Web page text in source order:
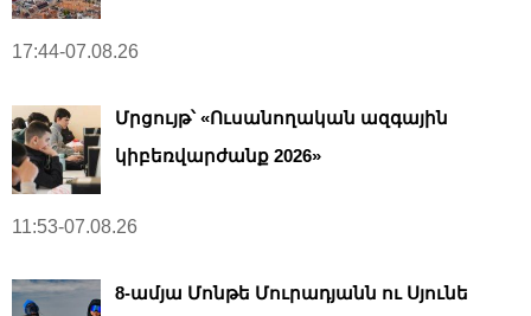
17:44-07.08.26
Մրցույթ՝ «Ուսանողական ազգային
կիբեռվարժանք 2026»
11:53-07.08.26
8-ամյա Մոնթե Մուրադյանն ու Սյունե